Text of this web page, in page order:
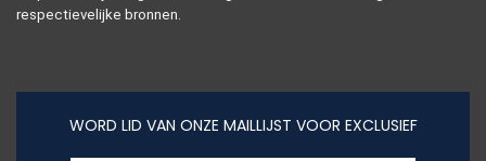
respectievelijke bronnen.
WORD LID VAN ONZE MAILLIJST VOOR EXCLUSIEF